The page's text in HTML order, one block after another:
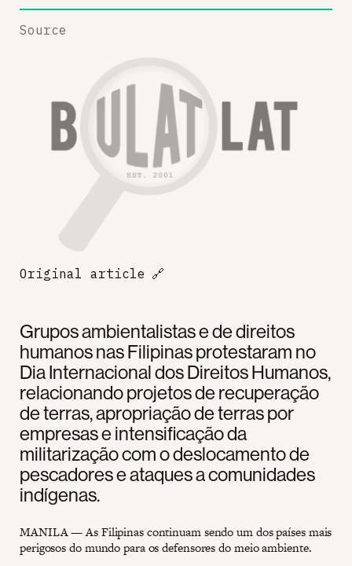
Grupos ambientalistas e de direitos
humanos nas Filipinas protestaram no
Dia Internacional dos Direitos Humanos,
relacionando projetos de recuperação
de terras, apropriação de terras por
empresas e intensificação da
militarização com o deslocamento de
pescadores e ataques a comunidades
indígenas.
MANILA — As Filipinas continuam sendo um dos países mais
perigosos do mundo para os defensores do meio ambiente.
Source
Original article 🔗